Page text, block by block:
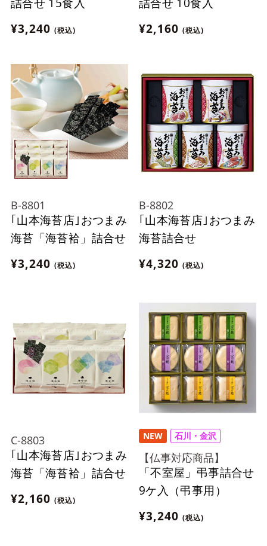
¥3,240 (税込)
¥2,160 (税込)
B-8801
｢山本海苔店｣おつまみ
海苔「海苔袷」詰合せ
¥3,240 (税込)
B-8802
｢山本海苔店｣おつまみ
海苔詰合せ
¥4,320 (税込)
C-8803
｢山本海苔店｣おつまみ
海苔「海苔袷」詰合せ
¥2,160 (税込)
NEW 石川・金沢
【仏事対応商品】
「不室屋」弔事詰合せ
9ケ入（弔事用）
¥3,240 (税込)